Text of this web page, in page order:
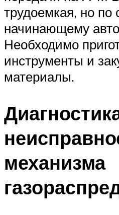
трудоемкая, но
начинающему
Необходимо
инструменты и
материалы.
механизма